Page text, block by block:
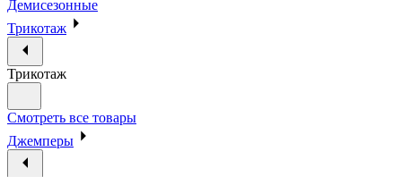
Демисезонные
Трикотаж
Трикотаж
Смотреть все товары
Джемперы